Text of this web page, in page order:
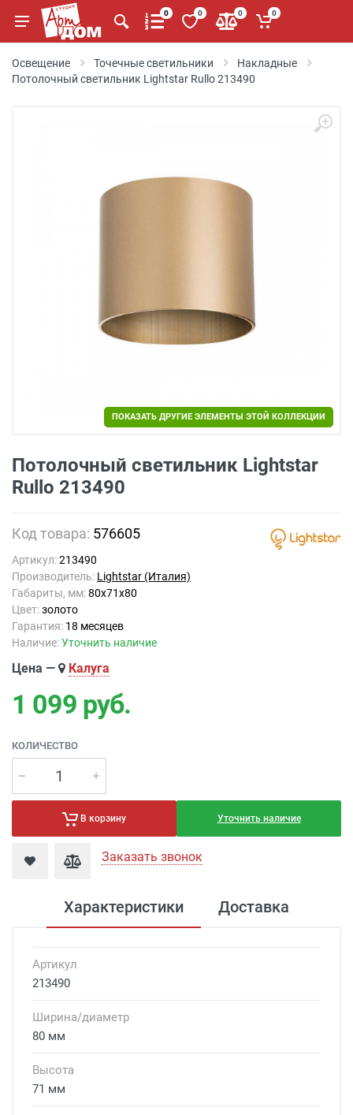
0 0 0 0
Освещение Точечные светильники
Накладные
Потолочный светильник Lightstar Rullo 213490
ПОКАЗАТЬ ДРУГИЕ ЭЛЕМЕНТЫ ЭТОЙ КОЛЛЕКЦИИ
Потолочный светильник Lightstar
Rullo 213490
Код товара: 576605
Артикул:213490
Производитель: Lightstar (Италия)
Габариты, мм:80x71x80
Цвет:золото
Гарантия: 18 месяцев
Наличие:Уточнить наличие
Цена — Калуга
1 099 руб.
КОЛИЧЕСТВО
В корзину Уточнить наличие
Заказать звонок
Характеристики Доставка
Артикул
213490
Ширина/диаметр
80 мм
Высота
71 мм